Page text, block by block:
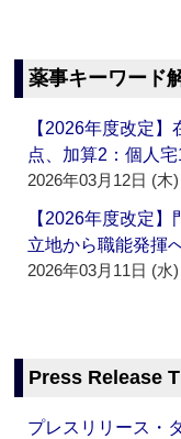
薬事キーワード
【2026年度改定
点、加算2：個人
2026年03月12日 (木)
【2026年度改定
立地から職能発揮
2026年03月11日 (水)
Press Release
プレスリリース・